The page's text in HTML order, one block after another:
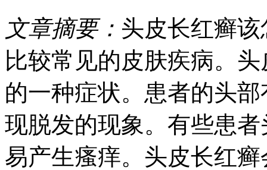
文章摘要： 头皮长红癣
比较常见的皮肤疾病。
的一种症状。患者的头
现脱发的现象。有些患
易产生瘙痒。头皮长红